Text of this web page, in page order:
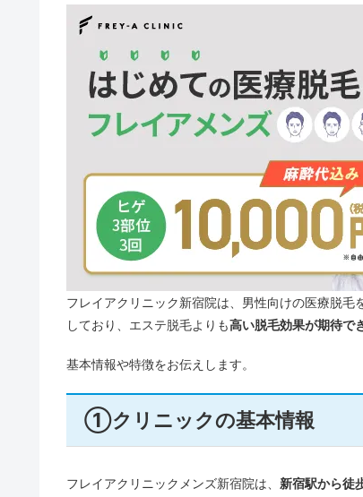
フレイアクリニック新宿院は、男性向けの医療脱
しており、エステ脱毛よりも高い脱毛効果が期待で
基本情報や特徴をお伝えします。
①クリニックの基本情報
フレイアクリニックメンズ新宿院は、 新宿駅から徒